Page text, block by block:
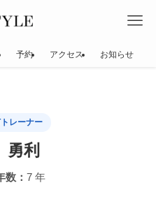
予約 アクセス お知らせ
レーナー
利
数： 7 年